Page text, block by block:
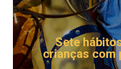
Sete
crianças com